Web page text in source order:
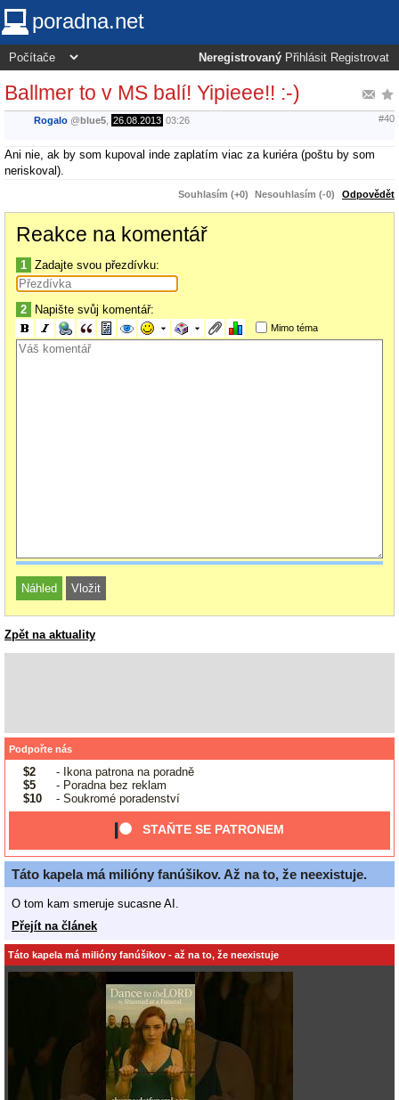
poradna.net
Neregistrovaný Přihlásit Registrovat
Ballmer to v MS balí! Yipieee!! :-)
Rogalo @blue5 26.08.2013 03:26 #40
Ani nie, ak by som kupoval inde zaplatím viac za kuriéra (poštu by som
neriskoval).
Souhlasím (+0) Nesouhlasím (-0) Odpovědět
Reakce na komentář
1 Zadajte svou přezdívku:
2 Napište svůj komentář:
Mimo téma
Zpět na aktuality
Podpořte nás
$2
- Ikona patrona na poradně
$5
- Poradna bez reklam
$10
- Soukromé poradenství
STAŇTE SE PATRONEM
Táto kapela má milióny fanúšikov. Až na to, že neexistuje.
O tom kam smeruje sucasne AI.
Přejít na článek
Táto kapela má milióny fanúšikov - až na to, že neexistuje